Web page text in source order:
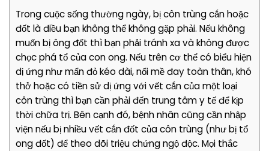
Trong cuộc sống thường ngày, bị côn trùng cắn hoặc
đốt là điều bạn không thể không gặp phải. Nếu không
muốn bị ông đốt thì bạn phải tránh xa và không được
chọc phá tổ của con ong. Nếu trên cơ thể có biểu hiện
dị ứng như mẩn đỏ kéo dài, nổi mề đay toàn thân, khó
thở hoặc có tiền sử dị ứng với vết cắn của một loại
côn trùng thì bạn cần phải đến trung tâm y tế để kịp
thời chữa trị. Bên cạnh đó, bệnh nhân cũng cần nhập
viện nếu bị nhiều vết cắn đốt của côn trùng (như bị tổ
ong đốt) để theo dõi triệu chứng ngộ độc. Mọi thắc